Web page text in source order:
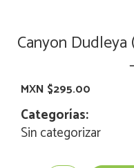
Canyon Dudleya
MXN $295.00
Categorías:
Sin categorizar